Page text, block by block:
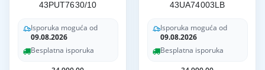
43PUT7630/10
Isporuka moguća od
09.08.2026
Besplatna isporuka
43UA74003LB
Isporuka moguća od
09.08.2026
Besplatna isporuka